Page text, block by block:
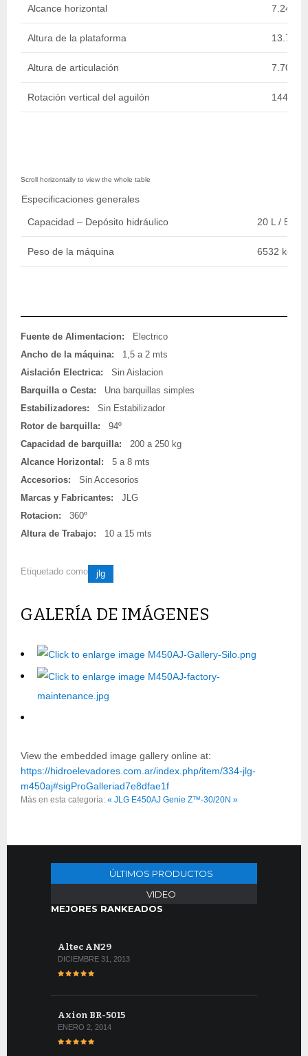
Alcance horizontal 7.24 m
Altura de la plataforma 13.72
Altura de articulación 7.70 m
Rotación vertical del aguilón 144
Especificaciones generales
Capacidad – Depósito hidráulico 20 L / 5 gal.
Peso de la máquina 6532 kg /
Fuente de Alimentacion:
Electrico
Ancho de la máquina:
1,5 a 2 mts
Aislación Electrica:
Sin Aislacion
Barquilla o Cesta:
Una barquillas simples
Estabilizadores:
Sin Estabilizador
Rotor de barquilla:
94º
Capacidad de barquilla:
200 a 250 kg
Alcance Horizontal:
5 a 8 mts
Accesorios:
Sin Accesorios
Marcas y Fabricantes:
JLG
Rotacion:
360º
Altura de Trabajo:
10 a 15 mts
Etiquetado como jlg
GALERÍA DE IMÁGENES
View the embedded image gallery online at:
https://hidroelevadores.com.ar/index.php/item/334-jlg-
m450aj#sigProGalleriad7e8dfae1f
Más en esta categoría: « JLG E450AJ Genie Z™-30/20N »
ÚLTIMOS PRODUCTOS
VIDEO
MEJORES RANKEADOS
Altec AN29
DICIEMBRE 31, 2013
Axion BR-5015
ENERO 2, 2014